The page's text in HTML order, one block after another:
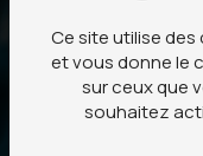
Piscine
Ce site utilise des
et vous donne le
sur ceux que
souhaitez